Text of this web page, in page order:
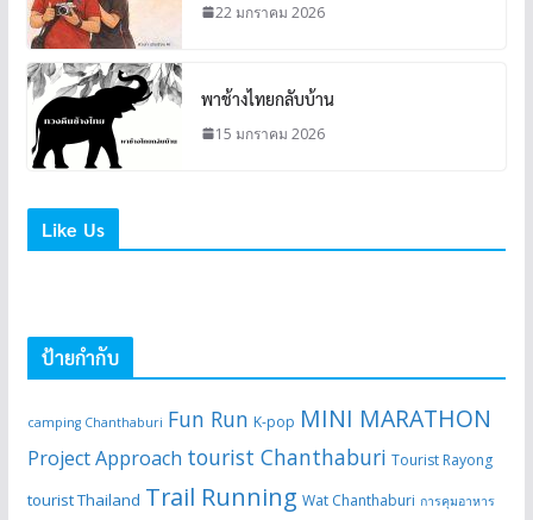
22 มกราคม 2026
พาช้างไทยกลับบ้าน
15 มกราคม 2026
Like Us
ป้ายกำกับ
camping Chanthaburi Fun Run K-pop MINI MARATHON
Project Approach tourist Chanthaburi Tourist Rayong
tourist Thailand Trail Running Wat Chanthaburi การคุมอาหาร